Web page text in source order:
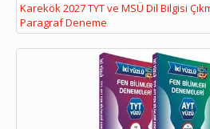
Karekök 2027 TYT ve MSÜ Dil Bilgisi
Paragraf Deneme